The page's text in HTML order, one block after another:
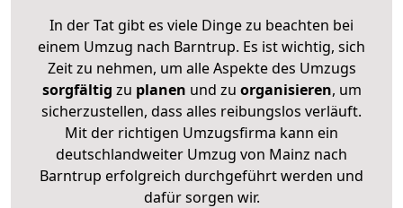
In der Tat gibt es viele Dinge zu beachten bei
einem Umzug nach Barntrup. Es ist wichtig, sich
Zeit zu nehmen, um alle Aspekte des Umzugs
sorgfältig zu planen und zu organisieren, um
sicherzustellen, dass alles reibungslos verläuft.
Mit der richtigen Umzugsfirma kann ein
deutschlandweiter Umzug von Mainz nach
Barntrup erfolgreich durchgeführt werden und
dafür sorgen wir.